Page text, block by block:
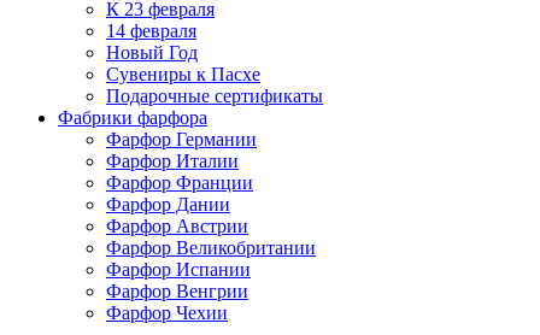
К 23 февраля
14 февраля
Новый Год
Сувениры к Пасхе
Подарочные сертификаты
Фабрики фарфора
Фарфор Германии
Фарфор Италии
Фарфор Франции
Фарфор Дании
Фарфор Австрии
Фарфор Великобритании
Фарфор Испании
Фарфор Венгрии
Фарфор Чехии